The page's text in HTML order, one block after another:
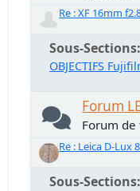
Re : XF 16mm
Sous-Sections
OBJECTIFS
Forum
Forum de
Re : Leica D-Lux 8
Sous-Sections